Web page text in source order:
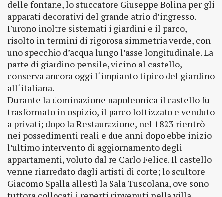
delle fontane, lo stuccatore Giuseppe Bolina per gli
apparati decorativi del grande atrio d’ingresso.
Furono inoltre sistemati i giardini e il parco,
risolto in termini di rigorosa simmetria verde, con
uno specchio d’acqua lungo l’asse longitudinale. La
parte di giardino pensile, vicino al castello,
conserva ancora oggi l´impianto tipico del giardino
all´italiana.
Durante la dominazione napoleonica il castello fu
trasformato in ospizio, il parco lottizzato e venduto
a privati; dopo la Restaurazione, nel 1823 rientrò
nei possedimenti reali e due anni dopo ebbe inizio
l’ultimo intervento di aggiornamento degli
appartamenti, voluto dal re Carlo Felice. Il castello
venne riarredato dagli artisti di corte; lo scultore
Giacomo Spalla allestì la Sala Tuscolana, ove sono